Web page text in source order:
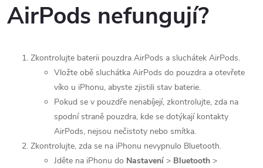
AirPods nefungují?
Zkontrolujte baterii pouzdra AirPods a sluchátek AirPods.
Vložte obě sluchátka AirPods do pouzdra a otevřete
víko u iPhonu, abyste zjistili stav baterie.
Pokud se v pouzdře nenabíjejí, zkontrolujte, zda na
spodní straně pouzdra, kde se dotýkají kontakty
AirPods, nejsou nečistoty nebo smítka.
Zkontrolujte, zda se na iPhonu nevypnulo Bluetooth.
Jděte na iPhonu do Nastavení > Bluetooth >